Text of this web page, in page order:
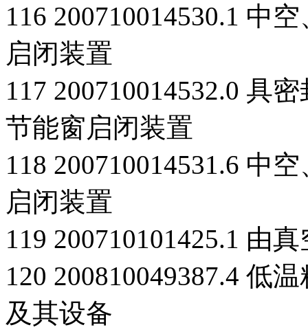
116 200710014530.1 中
启闭装置
117 200710014532.0 具
节能窗启闭装置
118 200710014531.6 中
启闭装置
119 200710101425.1 由
120 200810049387.4 低
及其设备